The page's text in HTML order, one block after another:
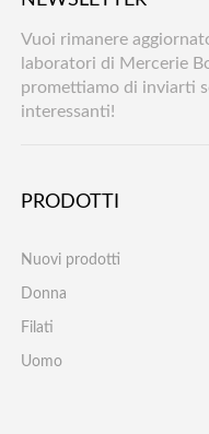
Vuoi rimanere
laboratori di Mercerie
promettiamo di inviarti
interessanti!
PRODOTTI
Nuovi prodotti
Donna
Filati
Uomo